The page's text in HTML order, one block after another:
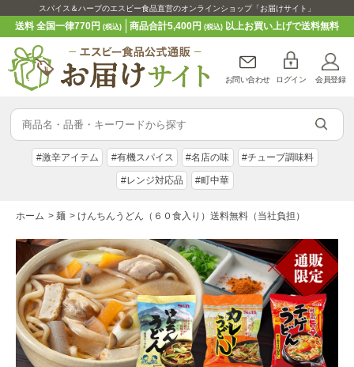
スパイス＆ハーブのエスビー食品直営のオンラインショップ「お届けサイト」
送料 全国一律770円(税込) 商品合計5,400円 (税込)以上お買い上げで送料無料
お問い合わせ ログイン 会員登録
#激辛アイテム #有機スパイス #名店の味 #チューブ調味料
#レンジ対応品 #町中華
ホーム > 麺 > けんちんうどん（６０食入り）送料無料（当社負担）